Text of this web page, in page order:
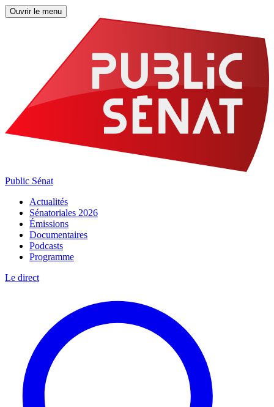
Ouvrir le menu
Public Sénat
Actualités
Sénatoriales 2026
Émissions
Documentaires
Podcasts
Programme
Le direct